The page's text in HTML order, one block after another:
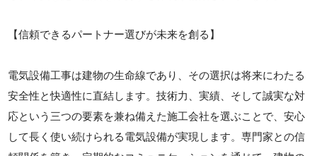
【信頼できるパートナー選びが未来を創る】
電気設備工事は建物の生命線であり、その選択は将来にわたる
安全性と快適性に直結します。技術力、実績、そして誠実な対
応という三つの要素を兼ね備えた施工会社を選ぶことで、安心
して長く使い続けられる電気設備が実現します。専門家との信